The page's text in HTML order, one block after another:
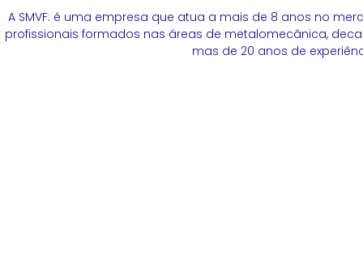
A SMVF: é uma empresa que atua a mais de 8 anos no
profissionais formados nas áreas de metalomecânica,
mas de 20 anos de